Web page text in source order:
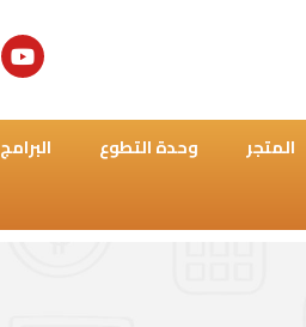
المتجر وحدة التطوع
البرامج